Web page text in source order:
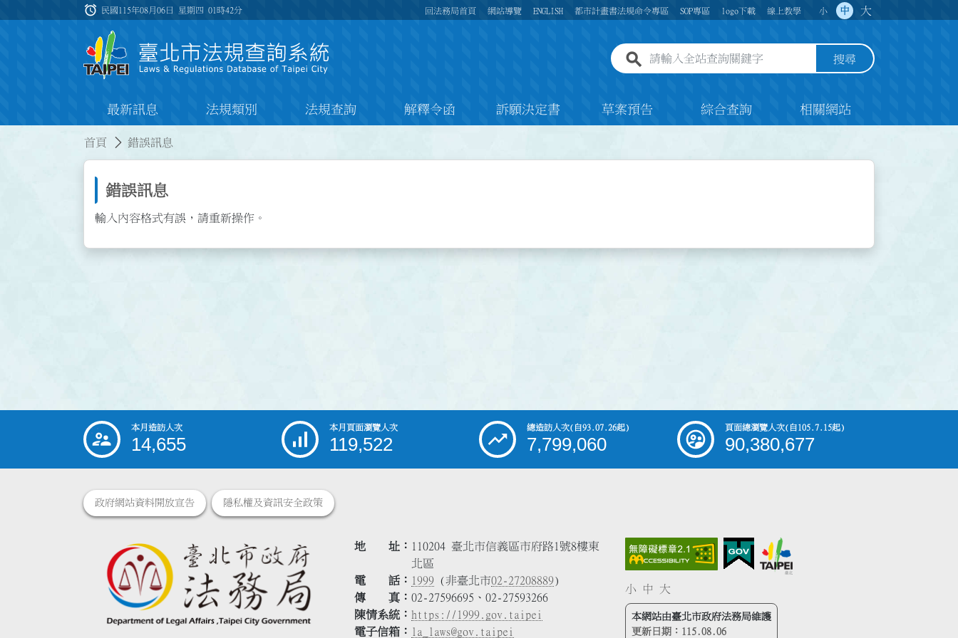
:::
alarm 民國115年08月06日 星期四01時42分 回法務局首頁 網站導覽 ENGLISH 都市計畫書法規命令專區 SOP專區 logo下載 線上教學 小 中 大
全站查詢關鍵字欄位 搜尋
最新訊息 法規類別 法規查詢 解釋令函 訴願決定書 草案預告 綜合查詢 相關網站
首頁 錯誤訊息
錯誤訊息
輸入內容格式有誤，請重新操作。
::: 本月造訪人次
14,655
本月頁面瀏覽人次
119,522
總造訪人次(自93.07.26起)
7,799,060
頁面總瀏覽人次(自105.7.15起)
90,380,677
政府網站資料開放宣告 隱私權及資訊安全政策
地 址
110204 臺北市信義區市府路1號8樓東
北區
電 話
1999 (非臺北市02-27208889)
傳 真
02-27596695、02-27593266
陳情系統
https://1999.gov.taipei
電子信箱
la_laws@gov.taipei
小 中 大
本網站由臺北市政府法務局維護
更新日期： 115.08.06